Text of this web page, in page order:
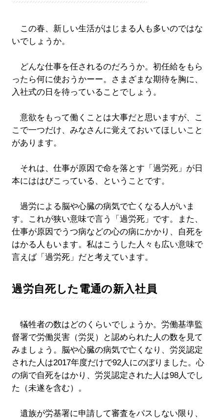
この春、新しい生活がはじまる人も多いのではな
いでしょうか。
どんな仕事を任されるのだろうか。初任給をもら
ったら何に使おうかーー。さまざまな期待を胸に、
入社式の日を待っていることでしょう。
意欲をもって働くことは大事だと思いますが、こ
こで一つだけ、みなさんに覚えておいてほしいこと
があります。
それは、仕事が原因で命を落とす「過労死」が日
本にははびこっている、ということです。
過労による脳や心臓の病気で亡くなる人がいま
す。これが狭い意味で言う「過労死」です。また、
仕事が原因でうつ病などの心の病にかかり、自死を
はかる人もいます。私はこうした人々も広い意味で
言えば「過労死」だと考えています。
過労自死した電通の新入社員
犠牲者の数はどのくらいでしょうか。労働基準監
督署で労働災害（労災）と認められた人の数を見て
みましょう。脳や心臓の病気で亡くなり、労災認定
された人は2017年度だけで92人にのぼりました。心
の病で自死をはかり、労災認定された人は98人でし
た（未遂を含む）。
遺族が労基署に申請して審査をパスしない限り、